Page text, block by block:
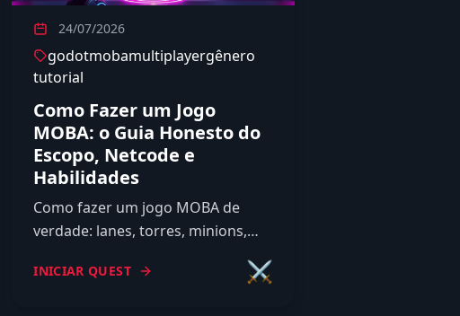
24/07/2026
godotmobamultiplayergênero
tutorial
Como Fazer um Jogo
MOBA: o Guia Honesto do
Escopo, Netcode e
Habilidades
Como fazer um jogo MOBA de
verdade: lanes, torres, minions,
netcode e matchmaking, e um
INICIAR QUEST ⚔️